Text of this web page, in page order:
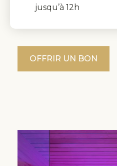
jusqu’à 12h
OFFRIR UN BON